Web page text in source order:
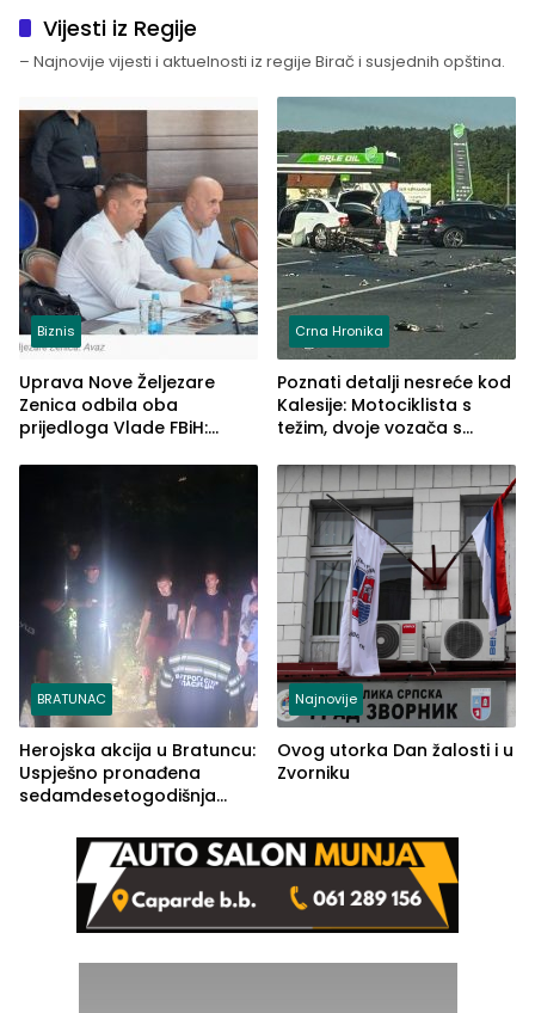
Vijesti iz Regije
– Najnovije vijesti i aktuelnosti iz regije Birač i susjednih opština.
Biznis
Uprava Nove Željezare
Zenica odbila oba
prijedloga Vlade FBiH:
rješenje
Crna Hronika
Poznati detalji nesreće kod
Kalesije: Motociklista s
težim, dvoje vozača s
BRATUNAC
Herojska akcija u Bratuncu:
Uspješno pronađena
sedamdesetogodišnja
Kravice.
Najnovije
Ovog utorka Dan žalosti i u
Zvorniku